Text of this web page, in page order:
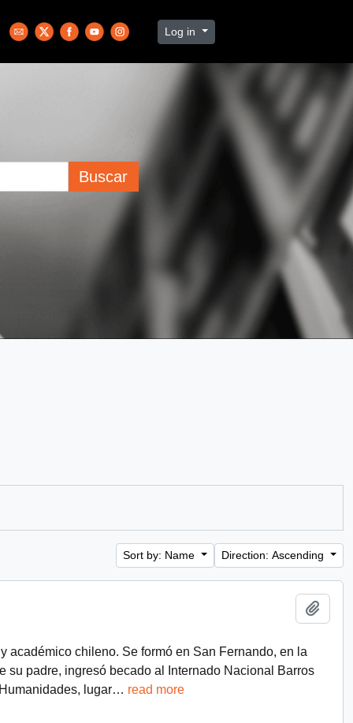
Log in
Buscar
Sort by: Name Direction: Ascending
académico chileno. Se formó en San Fernando, en la
su padre, ingresó becado al Internado Nacional Barros
lugar… read more